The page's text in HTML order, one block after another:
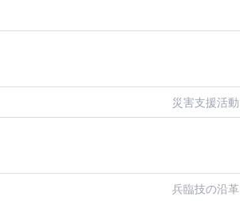
災害支援活動
兵臨技の沿革